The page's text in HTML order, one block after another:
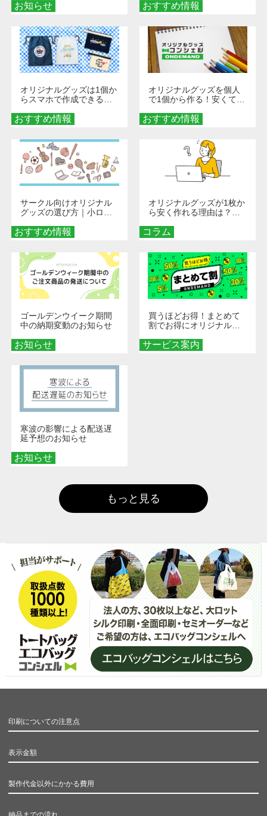
お知らせ おすすめ情報
ダーメイドする魅力と選
び方
おすすめ情報
オリジナルグッズは1個か
らスマホで作成できる！
くなる巾着＆ポーチ活用
術
おすすめ情報
オリジナルグッズを個人
で1個から作る！安くて簡
秘訣
おすすめ情報
サークル向けオリジナル
グッズの選び方｜小ロッ
める秘訣
コラム
オリジナルグッズが1枚か
ら安く作れる理由は？オ
とメリットを解説
お知らせ
ゴールデンウイーク期間
中の納期変動のお知らせ
サービス案内
買うほどお得！まとめて
割でお得にオリジナルグ
お知らせ
寒波の影響による配送遅
延予想のお知らせ
もっと見る
印刷についての注意点
表示金額
製作代金以外にかかる費用